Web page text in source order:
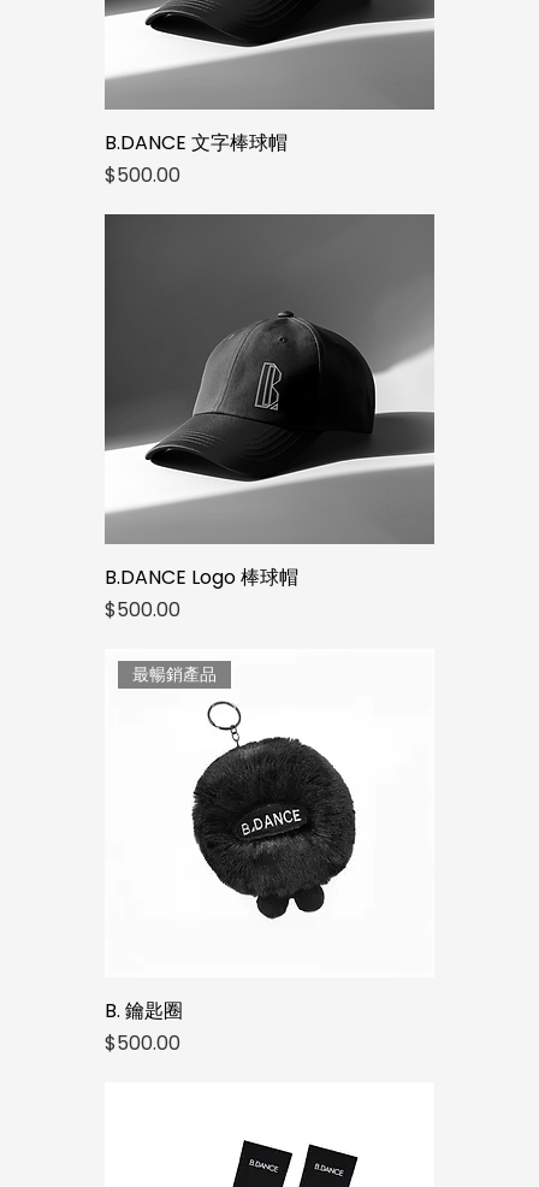
B.DANCE 文字棒球帽
價格
$500.00
B.DANCE Logo 棒球帽
價格
$500.00
最暢銷產品
B. 鑰匙圈
價格
$500.00